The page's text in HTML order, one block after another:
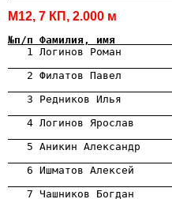
М12, 7 КП, 2.000 м
№п/п Фамилия, имя
1 Логинов Роман
3 Редников Илья
6 Ишматов Алексей